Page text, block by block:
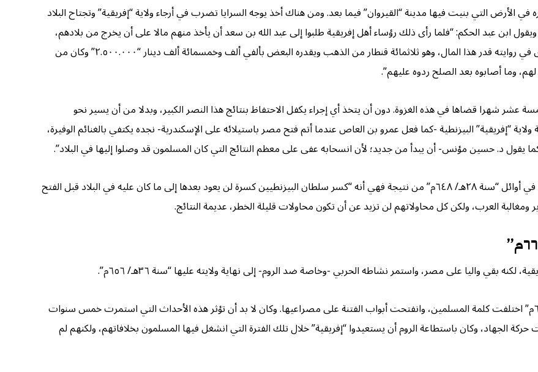
التي بنيت فيها مدينة “القيروان” فيما بعد. ومن هناك أخذ يوجه السرايا تضرب في أرجاء ولاية “إفريقية” وتجتاح البلاد
ابن عبد الحكم: “فلما رأى ذلك رؤساء أهل إفريقية طلبوا إلى عبد الله بن سعد أن يأخذ منهم مالا على أن يخرج من بلادهم،
فقبل ذلك، ورجع إلى مصر، ولم يول عليهم أحد” ويحدد ابن عذارى في روايته قدر هذا المال، وهو ثلاثمائة قنطار من الذهب ويقدره البعض بألفي ألف وخمسمائة ألف دينار “٢.٥٠٠.٠٠٠” وكان من
وما أصابوه بعد الصلح ردوه عليهم”.
إلى مصر في أوائل “سنة ٢٩هـ/ ٦٤٩م” بعد خمسة عشر شهرا قضاها في هذه الغزوة. دون أن يتخذ أي إجراء يكفل الاحتفاظ بنتائج هذا النصر الكبير، وبدلا من أن يسير نحو
“إفريقية” البيزنطية -كما فعل عمرو بن العاص عندما أتم فتح مصر باستيلائه على الإسكندرية- نجده يكتفي بالغنائم الوفيرة،
يقول د. حسين مؤنس- أن يبدأ من جديد؛ لأن انسحابه عفى على معظم النتائج التي كان المسلمون قد وصلوا إليها في البلاد”.
وإذا كان لهذا الانتصار العظيم الذي حققه المسلمون عند سبيطلة في أوائل “سنة ٢٨هـ/ ٦٤٨م” من نتيجة فهي أنه “كسر سلطان البيزنطيين كسرة لن يعود بعدها إلى ما كان عليه في البلاد قبل الفتح
ومغالبة العرب، ولكن كل محاولاتهم لن تزيد عن أن تكون محاولات قليلة الخطر، عديمة النتائج.
بقي واليا على مصر، واستمر نشاطه الحربي -وخاصة ضد الروم- إلى نهاية ولايته عليها “سنة ٣٦هـ/ ٦٥٦م”.
وبمقتل الخليفة عثمان -رضي الله عنه- في أواخر “سنة ٣٥هـ/ ٦٥٦م” اختلفت كلمة المسلمين، وانفتحت أبواب الفتنة على مصراعيها. وكان لا بد أن تؤثر هذه الأحداث التي استمرت خمس سنوات
حركة الجهاد، وكان باستطاعة الروم أن يستعيدوا “إفريقية” خلال تلك الفترة التي انشغل فيها المسلمون بخلافاتهم، ولكنهم لم